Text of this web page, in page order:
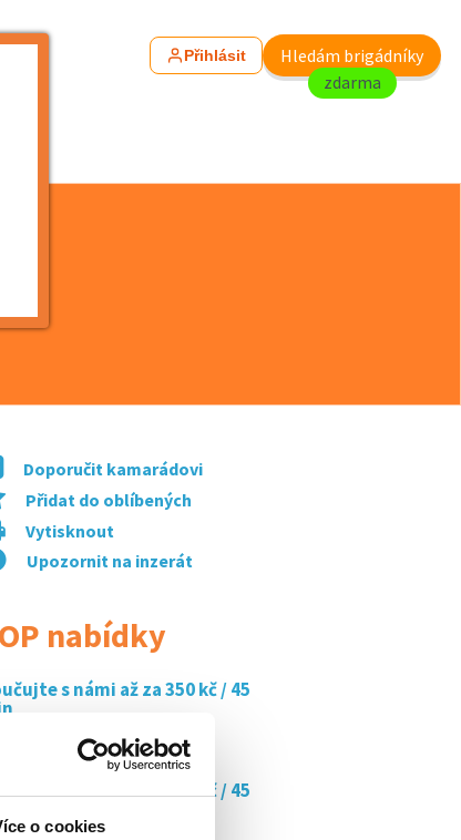
o cookies
Přihlásit
Hledám brigádníky
zdarma
Doporučit kamarádovi
Přidat do oblíbených
Vytisknout
Upozornit na inzerát
nabídky
s námi až za 350 kč / 45
dodávky - pardubice
s námi až za 350 kč / 45